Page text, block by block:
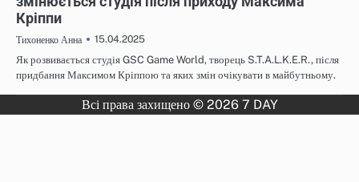
Кріппи
Тихоненко Анна
15.04.2025
Як розвивається студія GSC Game World, творець S.T.A.L.K.E.R., після
придбання Максимом Кріппою та яких змін очікувати в майбутньому.
Всі права захищено © 2026 7 DAY